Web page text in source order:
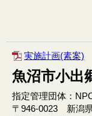
実施計画(素案)
魚沼市小出
指定管理団体：
〒946‐0023 新潟